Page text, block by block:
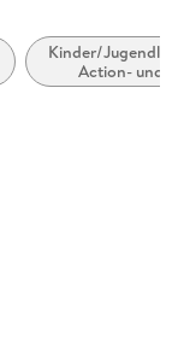
Kinder/
Action- und